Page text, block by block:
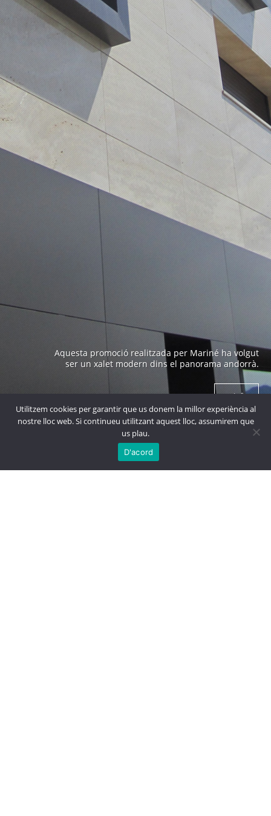
Aquesta promoció realitzada per Mariné ha volgut
ser un xalet modern dins el panorama andorrà.
+ info
Edifici emblemàtic a Andorra construït als anys 70 i
obra de un arquitecte prestigiós com es en Ricard
Bofill.
+ info
PROJECTES
Utilitzem cookies per garantir que us donem la millor experiència al
nostre lloc web. Si continueu utilitzant aquest lloc, assumirem que
us plau.
D'acord